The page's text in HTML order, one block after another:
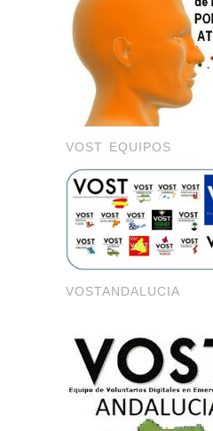
VOST EQUIPOS
VOSTANDALUCIA